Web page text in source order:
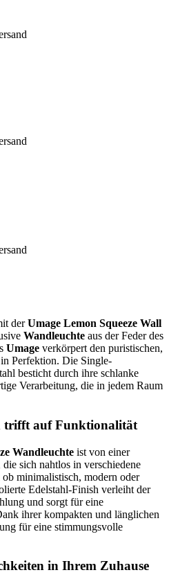
derUmage Lemon Squeeze Wall
Wandleuchte aus der Feder des
Umage verkörpert den puristischen,
Perfektion. Die Single-
besticht durch ihre schlanke
Verarbeitung, die in jedem Raum
trifft auf Funktionalität
Wandleuchte ist von einer
sich nahtlos in verschiedene
minimalistisch, modern oder
Edelstahl-Finish verleiht der
und sorgt für eine
ihrer kompakten und länglichen
für eine stimmungsvolle
in Ihrem Zuhause